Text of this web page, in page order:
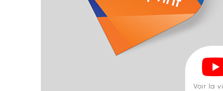
Voir la